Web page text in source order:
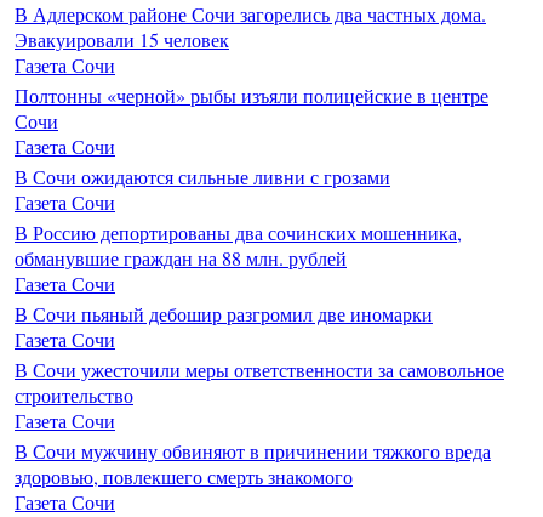
В Адлерском районе Сочи загорелись два частных дома.
Эвакуировали 15 человек
Газета Сочи
Полтонны «черной» рыбы изъяли полицейские в центре
Сочи
Газета Сочи
В Сочи ожидаются сильные ливни с грозами
Газета Сочи
В Россию депортированы два сочинских мошенника,
обманувшие граждан на 88 млн. рублей
Газета Сочи
В Сочи пьяный дебошир разгромил две иномарки
Газета Сочи
В Сочи ужесточили меры ответственности за самовольное
строительство
Газета Сочи
В Сочи мужчину обвиняют в причинении тяжкого вреда
здоровью, повлекшего смерть знакомого
Газета Сочи